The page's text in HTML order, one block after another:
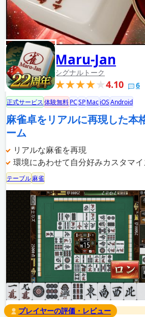
Maru-Jan
シグナルトーク
4.10 6
正式サービス体験無料PCSPMaciOSAndroid
麻雀卓をリアルに再現した本
ーム
リアルな麻雀を再現
環境にあわせて自分好みカスタマ
テーブル麻雀
プレイヤーの評価・レビュー